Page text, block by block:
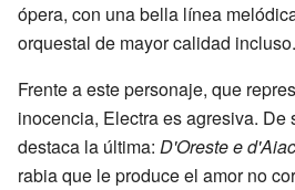
ópera, con una bella línea
orquestal de mayor calidad incluso.
Frente a este personaje, que
inocencia, Electra es agresiva. De
destaca la última: D'Oreste e
rabia que le produce el amor no